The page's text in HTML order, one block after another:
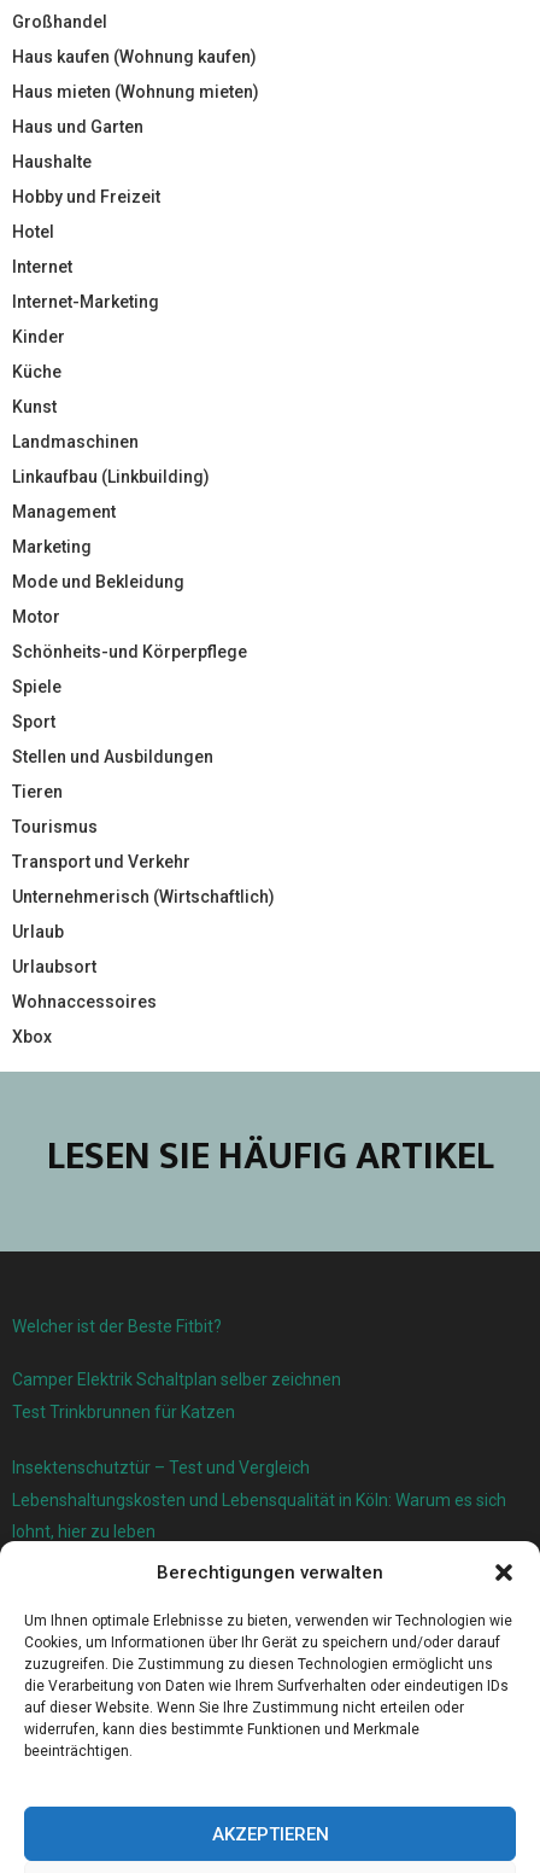
Berechtigungen verwalten
Um Ihnen optimale Erlebnisse zu bieten, verwenden wir Technologien wie
Cookies, um Informationen über Ihr Gerät zu speichern und/oder darauf
zuzugreifen. Die Zustimmung zu diesen Technologien ermöglicht uns
die Verarbeitung von Daten wie Ihrem Surfverhalten oder eindeutigen IDs
auf dieser Website. Wenn Sie Ihre Zustimmung nicht erteilen oder
widerrufen, kann dies bestimmte Funktionen und Merkmale
beeinträchtigen.
AKZEPTIEREN
Großhandel
Haus kaufen (Wohnung kaufen)
Haus mieten (Wohnung mieten)
Haus und Garten
Haushalte
Hobby und Freizeit
Hotel
Internet
Internet-Marketing
Kinder
Küche
Kunst
Landmaschinen
Linkaufbau (Linkbuilding)
Management
Marketing
Mode und Bekleidung
Motor
Schönheits-und Körperpflege
Spiele
Sport
Stellen und Ausbildungen
Tieren
Tourismus
Transport und Verkehr
Unternehmerisch (Wirtschaftlich)
Urlaub
Urlaubsort
Wohnaccessoires
Xbox
LESEN SIE HÄUFIG ARTIKEL
Welcher ist der Beste Fitbit?
Camper Elektrik Schaltplan selber zeichnen
Test Trinkbrunnen für Katzen
Insektenschutztür – Test und Vergleich
Lebenshaltungskosten und Lebensqualität in Köln: Warum es sich
lohnt, hier zu leben
Ersatzfedern für Ihr Trampolin
Holländischer Stoffmarkt in Ihrer Nähe